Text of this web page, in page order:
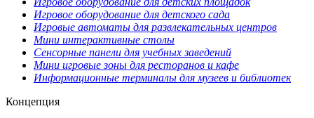
Игровое оборудование для детского сада
Игровые автоматы для развлекательных центров
Мини интерактивные столы
Сенсорные панели для учебных заведений
Мини игровые зоны для ресторанов и кафе
Информационные терминалы для музеев и библиотек
Концепция